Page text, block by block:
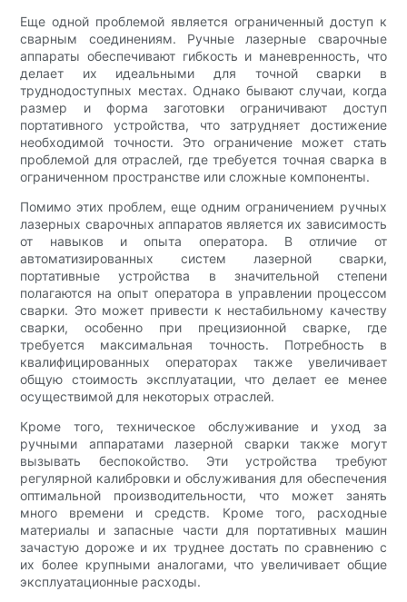
Еще одной проблемой является ограниченный доступ к
сварным соединениям. Ручные лазерные сварочные
аппараты обеспечивают гибкость и маневренность, что
делает их идеальными для точной сварки в
труднодоступных местах. Однако бывают случаи, когда
размер и форма заготовки ограничивают доступ
портативного устройства, что затрудняет достижение
необходимой точности. Это ограничение может стать
проблемой для отраслей, где требуется точная сварка в
ограниченном пространстве или сложные компоненты.
Помимо этих проблем, еще одним ограничением ручных
лазерных сварочных аппаратов является их зависимость
от навыков и опыта оператора. В отличие от
автоматизированных систем лазерной сварки,
портативные устройства в значительной степени
полагаются на опыт оператора в управлении процессом
сварки. Это может привести к нестабильному качеству
сварки, особенно при прецизионной сварке, где
требуется максимальная точность. Потребность в
квалифицированных операторах также увеличивает
общую стоимость эксплуатации, что делает ее менее
осуществимой для некоторых отраслей.
Кроме того, техническое обслуживание и уход за
ручными аппаратами лазерной сварки также могут
вызывать беспокойство. Эти устройства требуют
регулярной калибровки и обслуживания для обеспечения
оптимальной производительности, что может занять
много времени и средств. Кроме того, расходные
материалы и запасные части для портативных машин
зачастую дороже и их труднее достать по сравнению с
их более крупными аналогами, что увеличивает общие
эксплуатационные расходы.